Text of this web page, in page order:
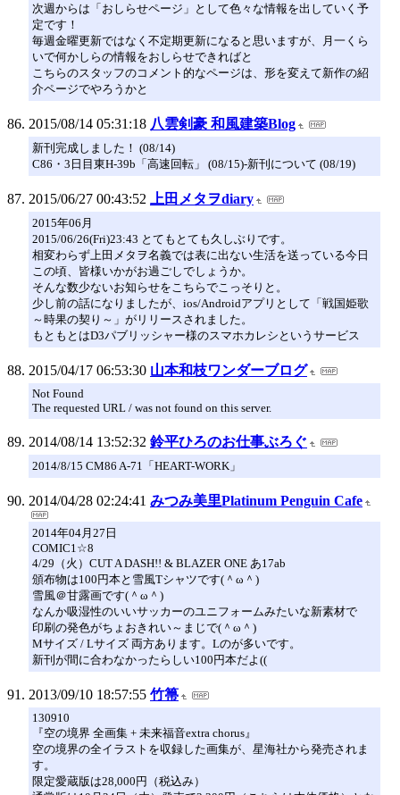
次週からは「おしらせページ」として色々な情報を出していく予
定です！
毎週金曜更新ではなく不定期更新になると思いますが、月一くら
いで何かしらの情報をおしらせできればと
こちらのスタッフのコメント的なページは、形を変えて新作の紹
介ページでやろうかと
2015/08/14 05:31:18 八雲剣豪 和風建築Blog
新刊完成しました！ (08/14)
C86・3日目東H-39b「高速回転」 (08/15)-新刊について (08/19)
2015/06/27 00:43:52 上田メタヲdiary
2015年06月
2015/06/26(Fri)23:43 とてもとても久しぶりです。
相変わらず上田メタヲ名義では表に出ない生活を送っている今日
この頃、皆様いかがお過ごしでしょうか。
そんな数少ないお知らせをこちらでこっそりと。
少し前の話になりましたが、ios/Androidアプリとして「戦国姫歌
～時果の契り～」がリリースされました。
もともとはD3パブリッシャー様のスマホカレシというサービス
2015/04/17 06:53:30 山本和枝ワンダーブログ
Not Found
The requested URL / was not found on this server.
2014/08/14 13:52:32 鈴平ひろのお仕事ぶろぐ
2014/8/15 CM86 A-71「HEART-WORK」
2014/04/28 02:24:41 みつみ美里Platinum Penguin Cafe
2014年04月27日
COMIC1☆8
4/29（火）CUT A DASH!! & BLAZER ONE あ17ab
頒布物は100円本と雪風Tシャツです(＾ω＾)
雪風＠甘露画です(＾ω＾)
なんか吸湿性のいいサッカーのユニフォームみたいな新素材で
印刷の発色がちょおきれい～まじで(＾ω＾)
Mサイズ / Lサイズ 両方あります。Lのが多いです。
新刊が間に合わなかったらしい100円本だよ((
2013/09/10 18:57:55 竹箒
130910
『空の境界 全画集 + 未来福音extra chorus』
空の境界の全イラストを収録した画集が、星海社から発売されま
す。
限定愛蔵版は28,000円（税込み）